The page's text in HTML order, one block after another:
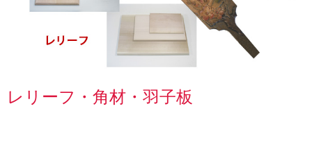
レリーフ・角材・羽子板